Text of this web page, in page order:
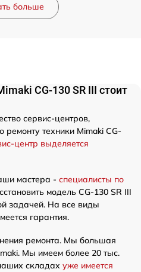
больше
CG-130 SR III стоит
сервис-центров,
ремонту техники Mimaki CG-
центр выделяется
мастера - специалисты по
модель CG-130 SR III
задачей. На все виды
гарантия.
ремонта. Мы большая
Мы имеем более 20 тыс.
складах уже имеется